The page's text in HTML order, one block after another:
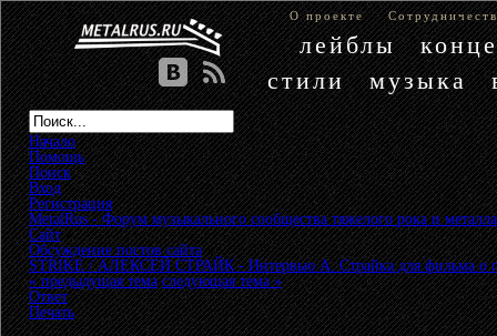
О проекте
лейблы
стили
музыка
Начало
Помощь
Поиск
Вход
Регистрация
MetalRus - Форум музыкального сообщества тяжелого рока и металла
Сайт»
Обсуждение постов сайта»
STRIKE / АЛЕКСЕЙ СТРАЙК - Интервью А. Страйка для фильма о
« предыдущая тема следующая тема »
Ответ
Печать